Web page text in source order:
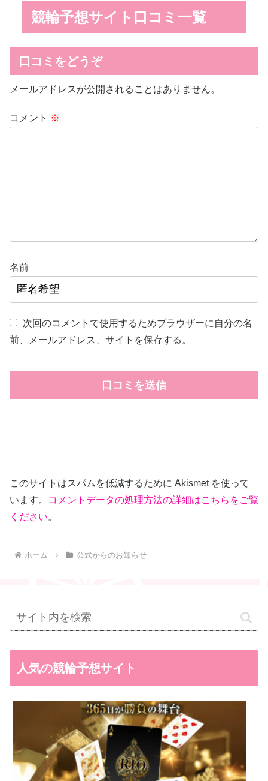
競輪予想サイト口コミ一覧
口コミをどうぞ
メールアドレスが公開されることはありません。
コメント ※
名前
次回のコメントで使用するためブラウザーに自分の名
前、メールアドレス、サイトを保存する。
このサイトはスパムを低減するために Akismet を使って
います。
コメントデータの処理方法の詳細はこちらをご覧
ください。
ホーム 公式からのお知らせ
人気の競輪予想サイト